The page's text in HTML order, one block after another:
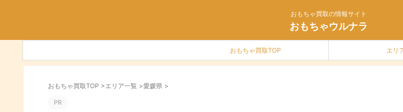
おもちゃ買取の情報サイト
おもちゃウルナラ
おもちゃ買取TOP エリ
おもちゃ買取TOP >エリア一覧 >愛媛県 >
PR